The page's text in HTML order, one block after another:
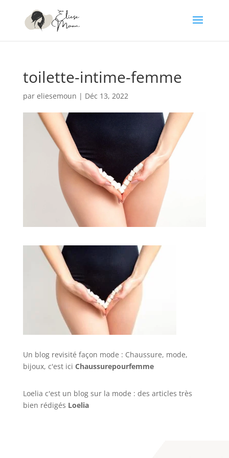
toilette-intime-femme
par eliesemoun | Déc 13, 2022
Un blog revisité façon mode : Chaussure, mode,
bijoux, c'est ici Chaussurepourfemme
Loelia c'est un blog sur la mode : des articles très
bien rédigés Loelia